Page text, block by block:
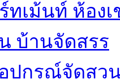
ทเม้นท์ ห้องเ
บ้านจัดสรร
ปกรณ์จัดสว